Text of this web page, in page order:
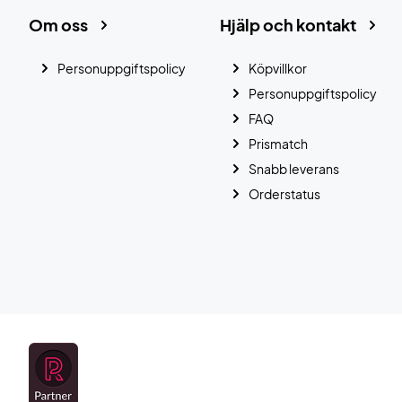
Hjälp och kontakt
Köpvillkor
Personuppgiftspolicy
FAQ
Prismatch
Snabb leverans
Orderstatus
Om oss
Personuppgiftspolicy